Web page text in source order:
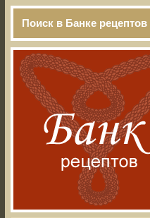
Поиск в Банке рецептов